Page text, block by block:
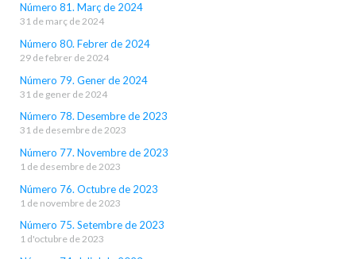
Número 81. Març de 2024
31 de març de 2024
Número 80. Febrer de 2024
29 de febrer de 2024
Número 79. Gener de 2024
31 de gener de 2024
Número 78. Desembre de 2023
31 de desembre de 2023
Número 77. Novembre de 2023
1 de desembre de 2023
Número 76. Octubre de 2023
1 de novembre de 2023
Número 75. Setembre de 2023
1 d'octubre de 2023